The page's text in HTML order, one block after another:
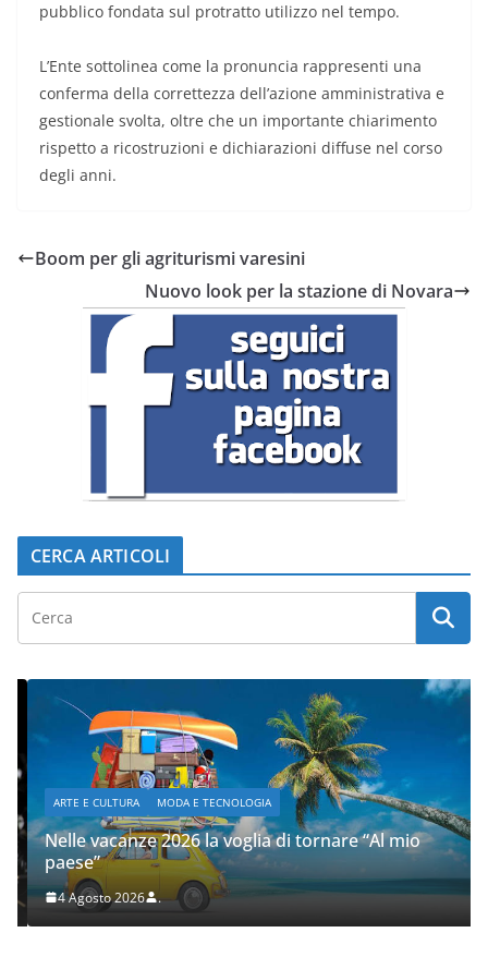
pubblico fondata sul protratto utilizzo nel tempo.
L’Ente sottolinea come la pronuncia rappresenti una
conferma della correttezza dell’azione amministrativa e
gestionale svolta, oltre che un importante chiarimento
rispetto a ricostruzioni e dichiarazioni diffuse nel corso
degli anni.
Boom per gli agriturismi varesini
Nuovo look per la stazione di Novara
CERCA ARTICOLI
ARTE E CULTURA MODA E TECNOLOGIA
Nelle vacanze 2026 la voglia di tornare “Al mio
paese”
4 Agosto 2026 .